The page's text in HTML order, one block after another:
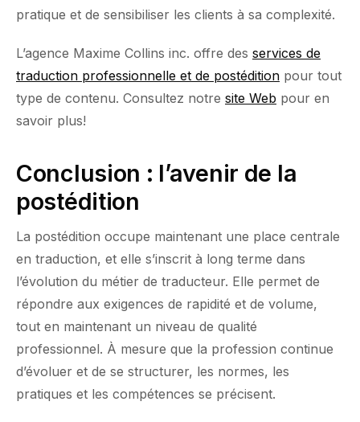
pratique et de sensibiliser les clients à sa complexité.
L’agence Maxime Collins inc. offre des services de
traduction professionnelle et de postédition pour tout
type de contenu. Consultez notre site Web pour en
savoir plus!
Conclusion : l’avenir de la
postédition
La postédition occupe maintenant une place centrale
en traduction, et elle s’inscrit à long terme dans
l’évolution du métier de traducteur. Elle permet de
répondre aux exigences de rapidité et de volume,
tout en maintenant un niveau de qualité
professionnel. À mesure que la profession continue
d’évoluer et de se structurer, les normes, les
pratiques et les compétences se précisent.